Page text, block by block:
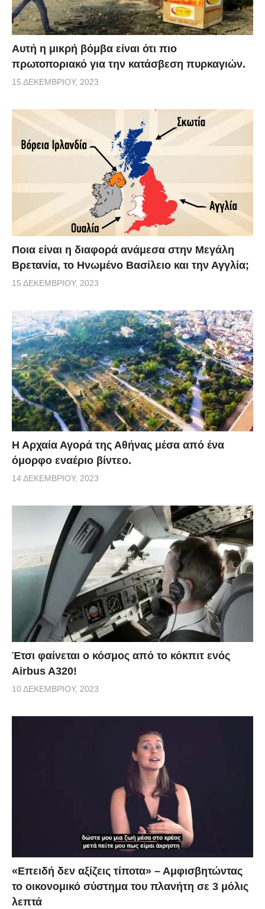
Αυτή η μικρή βόμβα είναι ότι πιο
πρωτοποριακό για την κατάσβεση πυρκαγιών.
15 ΔΕΚΕΜΒΡΊΟΥ, 2023
Ποια είναι η διαφορά ανάμεσα στην Μεγάλη
Βρετανία, το Ηνωμένο Βασίλειο και την Αγγλία;
15 ΔΕΚΕΜΒΡΊΟΥ, 2023
Η Αρχαία Αγορά της Αθήνας μέσα από ένα
όμορφο εναέριο βίντεο.
14 ΔΕΚΕΜΒΡΊΟΥ, 2023
Έτσι φαίνεται ο κόσμος από το κόκπιτ ενός
Airbus A320!
10 ΔΕΚΕΜΒΡΊΟΥ, 2023
«Επειδή δεν αξίζεις τίποτα» – Αμφισβητώντας
το οικονομικό σύστημα του πλανήτη σε 3 μόλις
λεπτά